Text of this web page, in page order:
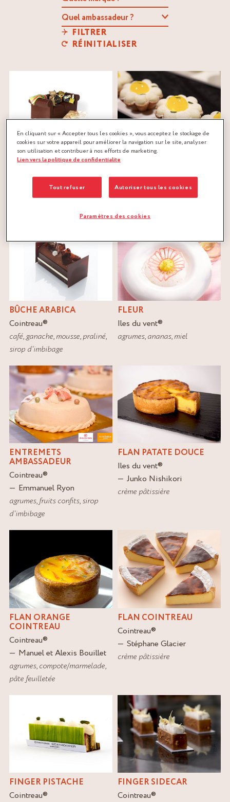
FILTRER
RÉINITIALISER
BUCHE CHESTERFIELD
Cointreau®
FLEUR DE CITRON
agrumes,ganache montée
à biscuit,pâte sablée,spéculoos
BÛCHE ARABICA
Cointreau®
café,ganache,mousse,praliné,
sirop d'imbibage
FLEUR
Iles du vent®
agrumes,ananas,miel
ENTREMETS
AMBASSADEUR
Cointreau®
Emmanuel Ryon
agrumes,fruits confits,sirop
d'imbibage
FLAN PATATE DOUCE
Iles du vent®
Junko Nishikori
crème pâtissière
FLAN ORANGE
COINTREAU
Cointreau®
Manuel et Alexis Bouillet
agrumes,compote/marmelade,
pâte feuilletée
FLAN COINTREAU
Cointreau®
Stéphane Glacier
crème pâtissière
FINGER PISTACHE
Cointreau®
FINGER SIDECAR
Cointreau®
En cliquant sur « Accepter tous les cookies », vous acceptez le stockage de
cookies sur votre appareil pour améliorer la navigation sur le site, analyser
son utilisation et contribuer à nos efforts de marketing.
Lien vers la politique de confidentialite
Tout refuser Autoriser tous les cookies
Paramètres des cookies